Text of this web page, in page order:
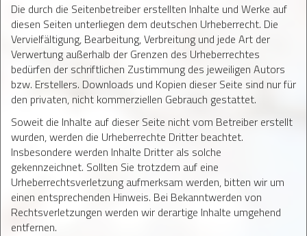
Die durch die Seitenbetreiber erstellten Inhalte und Werke auf
diesen Seiten unterliegen dem deutschen Urheberrecht. Die
Vervielfältigung, Bearbeitung, Verbreitung und jede Art der
Verwertung außerhalb der Grenzen des Urheberrechtes
bedürfen der schriftlichen Zustimmung des jeweiligen Autors
bzw. Erstellers. Downloads und Kopien dieser Seite sind nur für
den privaten, nicht kommerziellen Gebrauch gestattet.
Soweit die Inhalte auf dieser Seite nicht vom Betreiber erstellt
wurden, werden die Urheberrechte Dritter beachtet.
Insbesondere werden Inhalte Dritter als solche
gekennzeichnet. Sollten Sie trotzdem auf eine
Urheberrechtsverletzung aufmerksam werden, bitten wir um
einen entsprechenden Hinweis. Bei Bekanntwerden von
Rechtsverletzungen werden wir derartige Inhalte umgehend
entfernen.